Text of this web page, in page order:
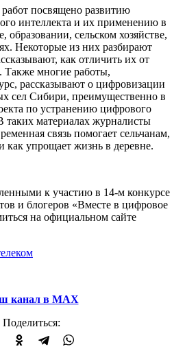
посвящено развитию
интеллекта и их применению в
образовании, сельском хозяйстве,
Некоторые из них разбирают
как отличить их от
Также многие работы,
рассказывают о цифровизации
сел Сибири, преимущественно в
по устранению цифрового
материалах журналисты
связь помогает сельчанам,
как упрощает жизнь в деревне.
к участию в 14-м конкурсе
и блогеров «Вместе в цифровое
на официальном сайте
канал в МАХ
Поделиться: